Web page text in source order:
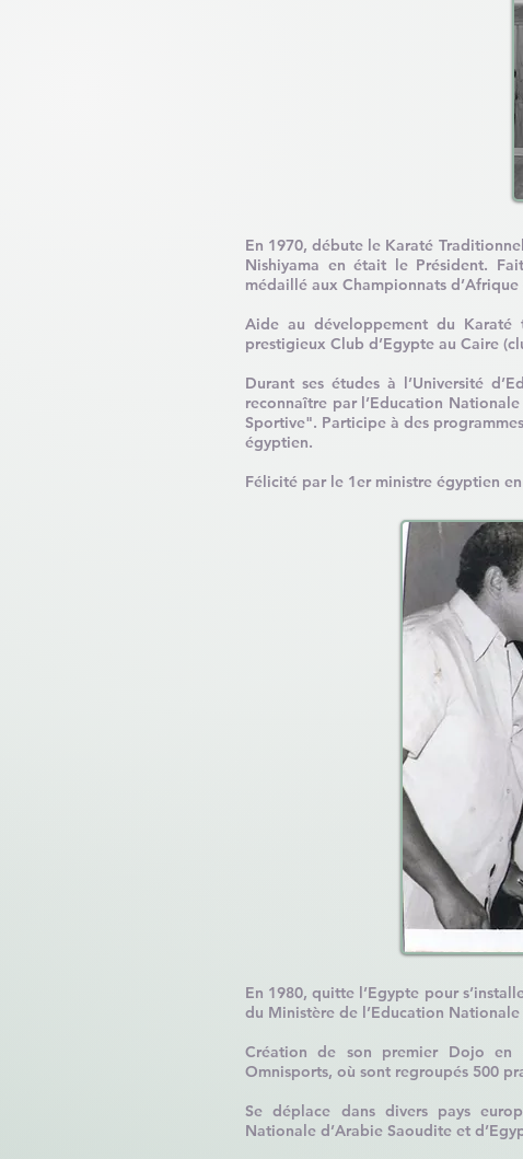
En 1970, débute le Karaté
Nishiyama en était le Président.
médaillé aux Championnats
Aide au développement du
prestigieux Club d’Egypte au Caire
Durant ses études à l’Université
reconnaître par l’Education
Sportive". Participe à des
égyptien.
Félicité par le 1er ministre égyptien
En 1980, quitte l’Egypte pour
du Ministère de l’Education
Création de son premier Dojo en
Omnisports, où sont regroupés 500
Se déplace dans divers pays
Nationale d’Arabie Saoudite et